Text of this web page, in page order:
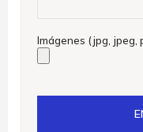
Imágenes (jpg, jpeg,